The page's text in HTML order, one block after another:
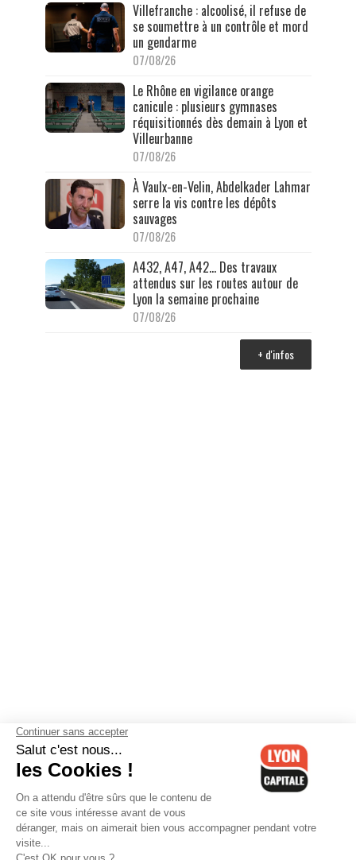
Villefranche : alcoolisé, il refuse de
se soumettre à un contrôle et mord
un gendarme
07/08/26
Le Rhône en vigilance orange
canicule : plusieurs gymnases
réquisitionnés dès demain à Lyon et
Villeurbanne
07/08/26
À Vaulx-en-Velin, Abdelkader Lahmar
serre la vis contre les dépôts
sauvages
07/08/26
A432, A47, A42… Des travaux
attendus sur les routes autour de
Lyon la semaine prochaine
07/08/26
+ d'infos